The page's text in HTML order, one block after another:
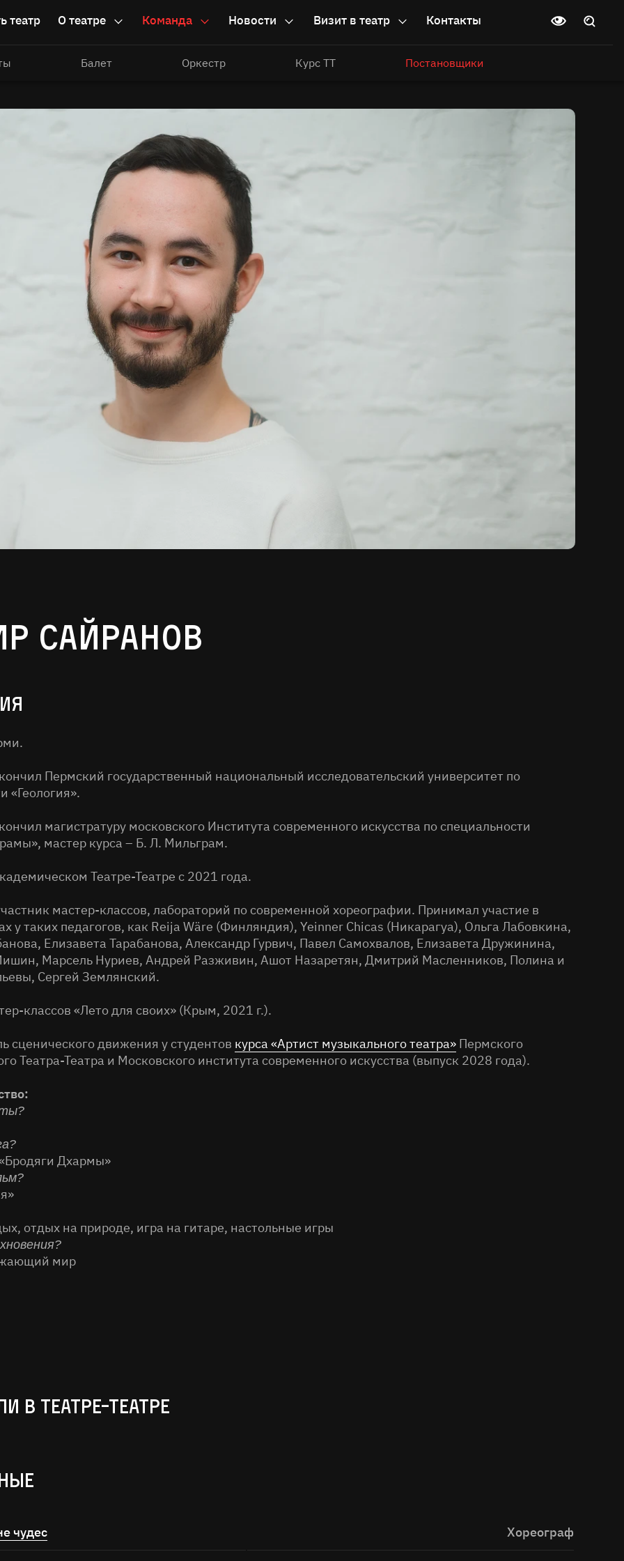
театр О театре Команда Новости Визит в театр Контакты
Балет Оркестр Курс ТТ Постановщики
Сайранов
Пермский государственный национальный исследовательский университет по
«Геология».
магистратуру московского Института современного искусства по специальности
мастер курса – Б. Л. Мильграм.
Театре-Театре с 2021 года.
мастер-классов, лабораторий по современной хореографии. Принимал участие в
у таких педагогов, как Reija Wäre (Финляндия), Yeinner Chicas (Никарагуа), Ольга Лабовкина,
Елизавета Тарабанова, Александр Гурвич, Павел Самохвалов, Елизавета Дружинина,
Марсель Нуриев, Андрей Разживин, Ашот Назаретян, Дмитрий Масленников, Полина и
Сергей Землянский.
классов «Лето для своих» (Крым, 2021 г.).
сценического движения у студентов курса «Артист музыкального театра» Пермского
Театра-Театра и Московского института современного искусства (выпуск 2028 года).
Дхармы»
отдых на природе, игра на гитаре, настольные игры
мир
в театре-театре
чудес Хореограф